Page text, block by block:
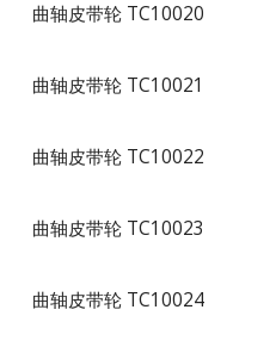
曲轴皮带轮 TC10020
曲轴皮带轮 TC10021
曲轴皮带轮 TC10022
曲轴皮带轮 TC10023
曲轴皮带轮 TC10024